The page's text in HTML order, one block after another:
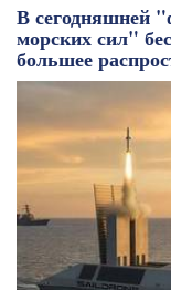
В сегодняшней
морских сил"
большее